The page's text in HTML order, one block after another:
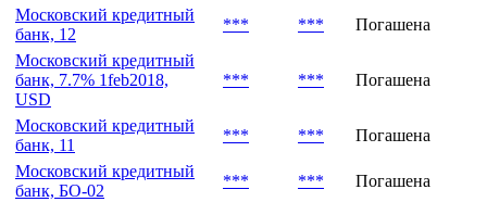
Московский кредитный
банк, 12
*** ***
Погашена
Московский кредитный
банк, 7.7% 1feb2018,
USD
*** *** Погашена
Московский кредитный
банк, 11
*** ***
Погашена
Московский кредитный
банк, БО-02
*** ***
Погашена